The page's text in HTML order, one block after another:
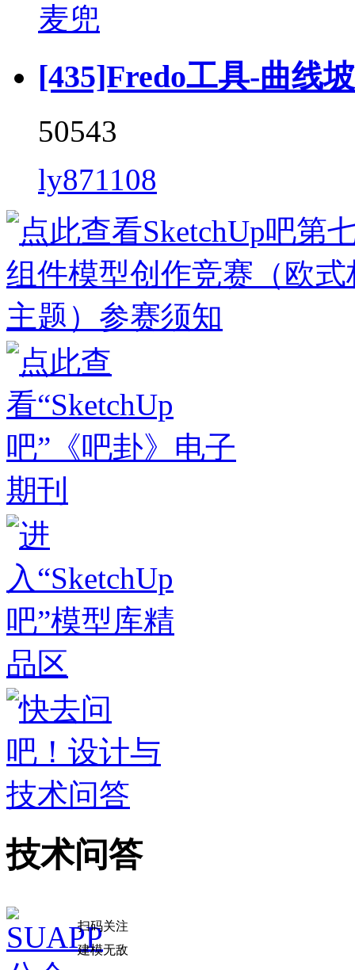
麦兜
[435]Fredo工具-曲线
50543
ly871108
技术问答
扫码关注
建模无敌